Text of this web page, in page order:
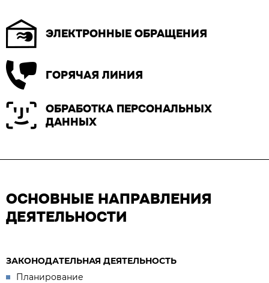
ЭЛЕКТРОННЫЕ ОБРАЩЕНИЯ
ГОРЯЧАЯ ЛИНИЯ
ОБРАБОТКА ПЕРСОНАЛЬНЫХ
ДАННЫХ
ОСНОВНЫЕ НАПРАВЛЕНИЯ
ДЕЯТЕЛЬНОСТИ
ЗАКОНОДАТЕЛЬНАЯ ДЕЯТЕЛЬНОСТЬ
Планирование